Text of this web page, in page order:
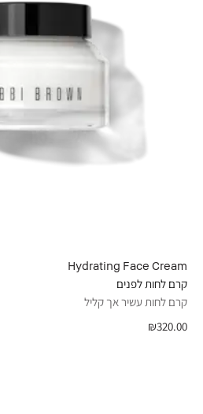
Hydrating Face Cream
קרם לחות לפנים
קרם לחות עשיר אך קליל
₪320.00